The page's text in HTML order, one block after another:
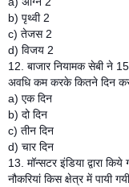
b) पृथ्वी 2
c) तेजस 2
d) विजय 2
12. बाजार नियामक सेबी ने
अवधि कम करके कितने दिन
a) एक दिन
b) दो दिन
c) तीन दिन
d) चार दिन
13. मॉन्सटर इंडिया द्वारा
नौकरियां किस क्षेत्र में पायी